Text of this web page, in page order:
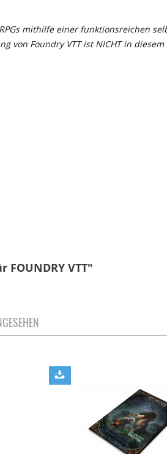
mithilfe einer funktionsreichen
von Foundry VTT ist NICHT in
VTT"